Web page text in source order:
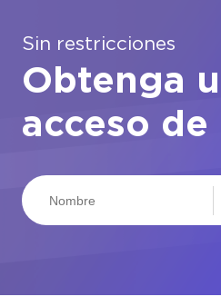
Sin restricciones
Obtenga
acceso de